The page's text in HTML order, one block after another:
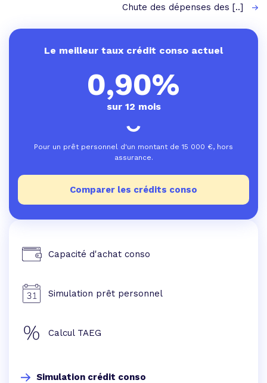
Chute des dépenses des [..]
Le meilleur taux crédit conso actuel
0,90%
sur 12 mois
Pour un prêt personnel d'un montant de 15 000 €, hors
assurance.
Comparer les crédits conso
Capacité d'achat conso
Simulation prêt personnel
Calcul TAEG
Simulation crédit conso